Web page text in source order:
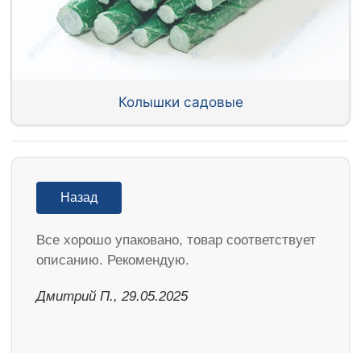
Колышки садовые
Назад
Все хорошо упаковано, товар соответствует
описанию. Рекомендую.
Дмитрий П., 29.05.2025